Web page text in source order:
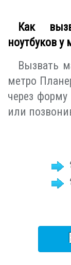
Как
ноутбуков у
Вызвать
метро
через
или